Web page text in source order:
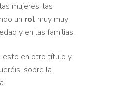
mujeres, las
un rol muy muy
y en las familias.
esto en otro título y
sobre la